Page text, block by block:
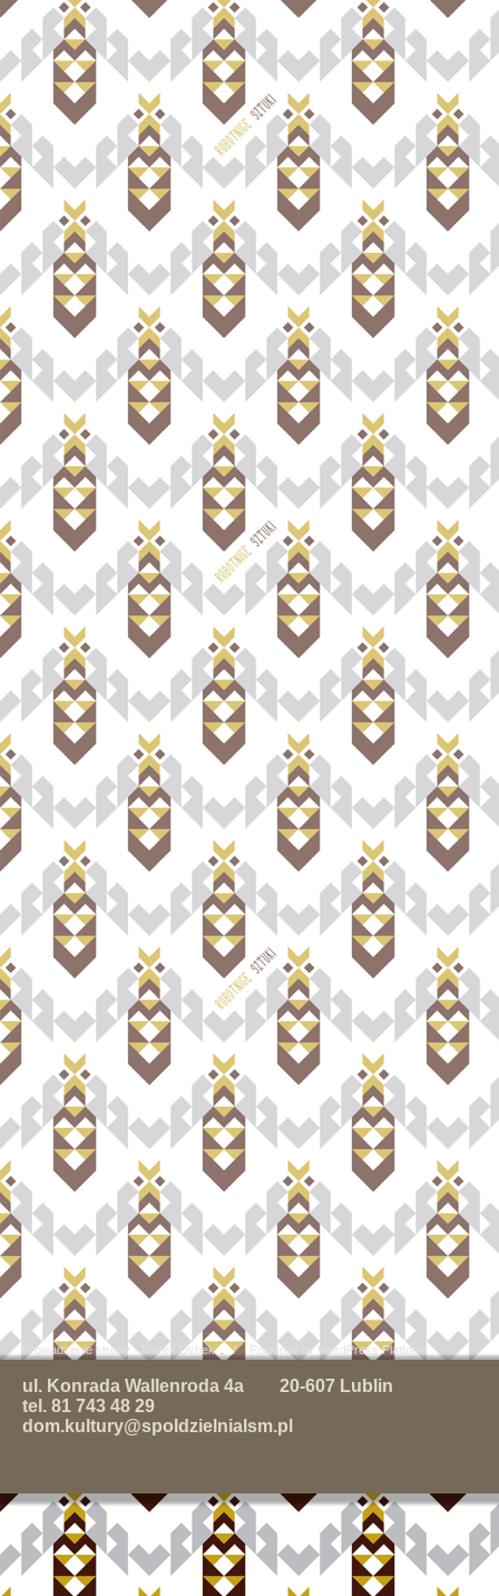
Prowadzenie strony - Marek Dybek / Powered by WordPress Platform
ul. Konrada Wallenroda 4a 20-607 Lublin
tel. 81 743 48 29
dom.kultury@spoldzielnialsm.pl